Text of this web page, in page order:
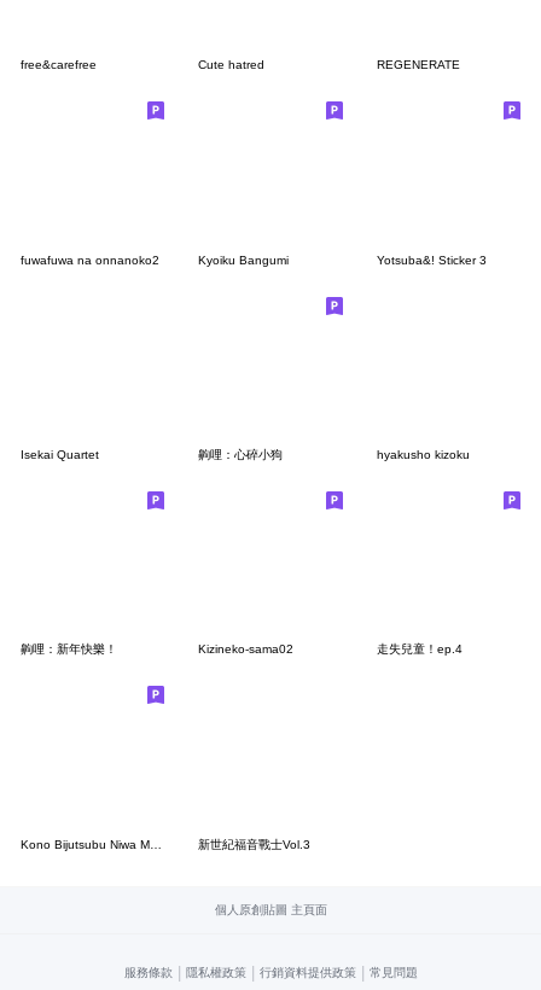
free&carefree Cute hatred REGENERATE
fuwafuwa na onnanoko2 Kyoiku Bangumi Yotsuba&! Sticker 3
Isekai Quartet 齁哩：心碎小狗 hyakusho kizoku
齁哩：新年快樂！ Kizineko-sama02 走失兒童！ep.4
新世紀福音戰士Vol.3
個人原創貼圖 主頁面
服務條款 | 隱私權政策 | 行銷資料提供政策 | 常見問題